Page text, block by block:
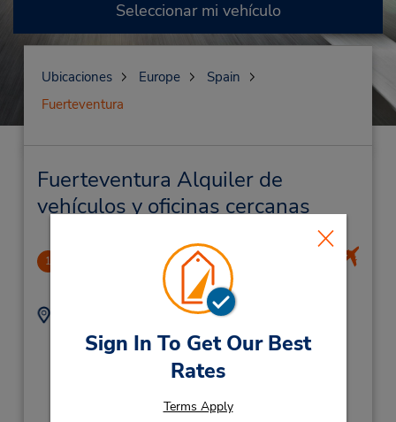
Sign In To Get Our Best
Rates
Terms Apply
Seleccionar mi vehículo
Ubicaciones Europe
Spain
Fuerteventura
Fuerteventura Alquiler de
vehículos y oficinas cercanas
1 Fuerteventura Airport
15.62 millas de distancia
Dirección:
Aeropuerto De
Fuerteventura,
Teléfono:
(34) 928 092 330